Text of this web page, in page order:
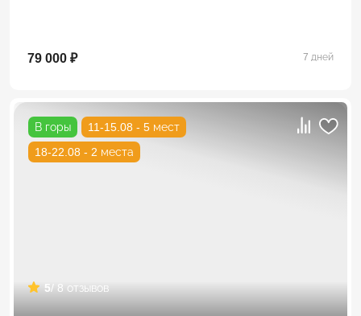
79 000 ₽ 7 дней
В горы
11-15.08 - 5 мест
18-22.08 - 2 места
5/ 8 отзывов